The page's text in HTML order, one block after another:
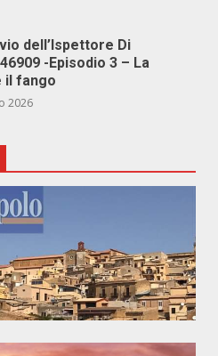
dell’Ispettore Di
-Episodio 3 – La
il fango
2026